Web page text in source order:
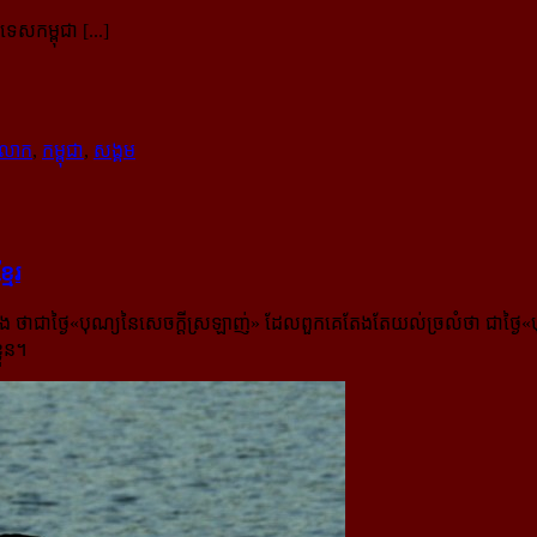
សកម្ពុជា [...]
ោក, កម្ពុជា, សង្គម
រ
ថាជាថ្ងៃ«បុណ្យនៃសេចក្តីស្រឡាញ់» ដែលពួកគេតែងតែយល់ច្រលំថា ជាថ្ង
ន។